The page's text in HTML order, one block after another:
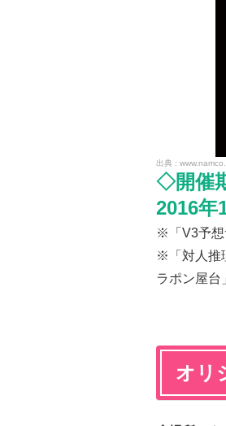
◇開催
2016年
※「V3予想
※「対人推
ラポン屋台
オリ